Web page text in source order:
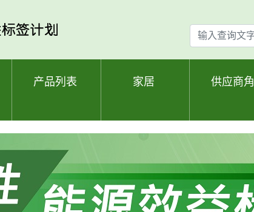
输
入
查
产品列表 家居 供应商角